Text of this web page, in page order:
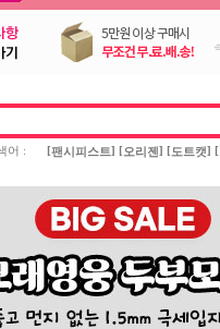
어 : [팬시피스트] [오리젠] [도트캣] [